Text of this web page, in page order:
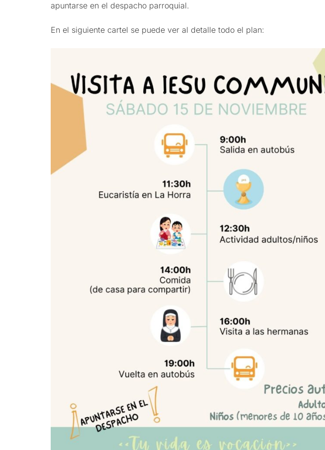
apuntarse en el despacho parroquial.
En el siguiente cartel se puede ver al detalle todo el plan: